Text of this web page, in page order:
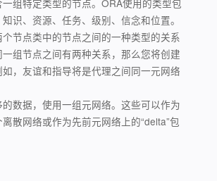
识、资源、任务、级别、信念和位置。
节点类中的节点之间的一种类型的关系
组节点之间有两种关系，那么您将创建
，友谊和指导将是代理之间同一元网络
数据，使用一组元网络。这些可以作为
散网络或作为先前元网络上的“delta”包